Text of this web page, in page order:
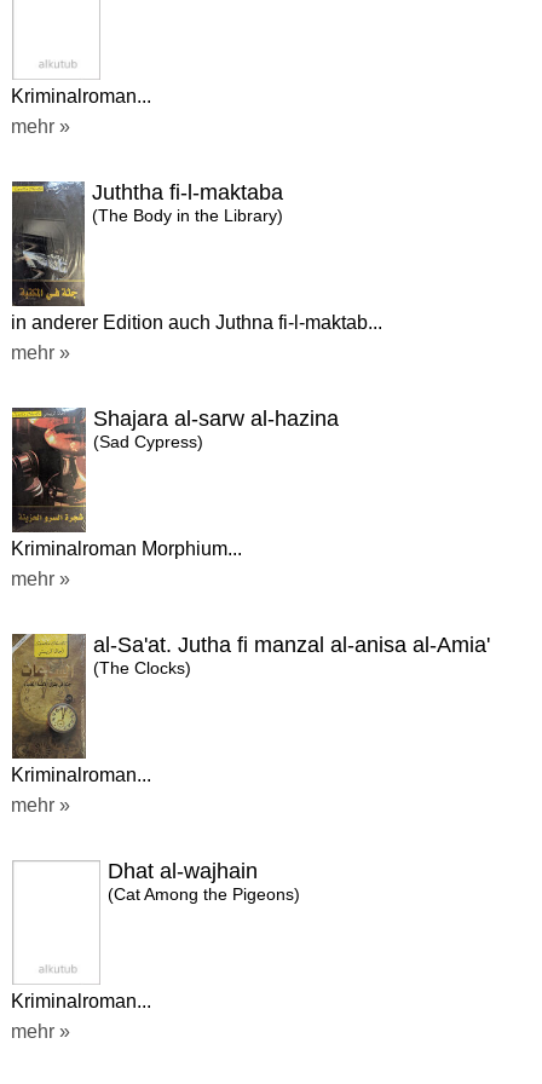
Kriminalroman...
mehr »
Juththa fi-l-maktaba
(The Body in the Library)
in anderer Edition auch Juthna fi-l-maktab...
mehr »
Shajara al-sarw al-hazina
(Sad Cypress)
Kriminalroman Morphium...
mehr »
al-Sa'at. Jutha fi manzal al-anisa al-Amia'
(The Clocks)
Kriminalroman...
mehr »
Dhat al-wajhain
(Cat Among the Pigeons)
Kriminalroman...
mehr »